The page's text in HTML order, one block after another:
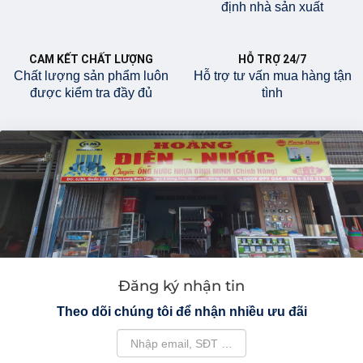
định nhà sản xuất
CAM KẾT CHẤT LƯỢNG
Chất lượng sản phẩm luôn
được kiểm tra đầy đủ
HỖ TRỢ 24/7
Hỗ trợ tư vấn mua hàng tận
tình
Đăng ký nhận tin
Theo dõi chúng tôi để nhận nhiều ưu đãi